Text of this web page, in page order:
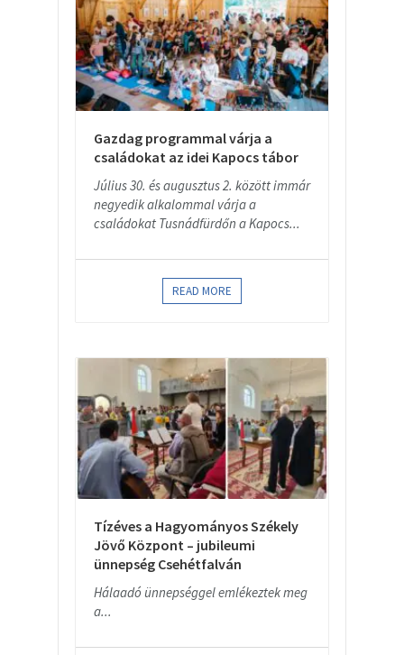
Gazdag programmal várja a
családokat az idei Kapocs tábor
Július 30. és augusztus 2. között immár
negyedik alkalommal várja a
családokat Tusnádfürdőn a Kapocs...
READ MORE
Tízéves a Hagyományos Székely
Jövő Központ – jubileumi
ünnepség Csehétfalván
Hálaadó ünnepséggel emlékeztek meg
a...